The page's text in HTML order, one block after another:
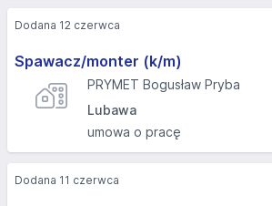
Spawacz/monter (k/m)
PRYMET Bogusław Pryba
Lubawa
umowa o pracę
Dodana 12 czerwca
Dodana 11 czerwca